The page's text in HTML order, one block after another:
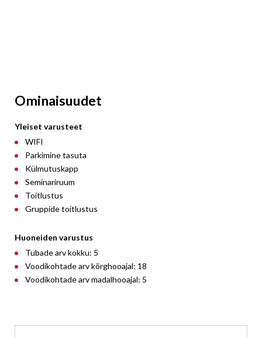
Ominaisuudet
Yleiset varusteet
WIFI
Parkimine tasuta
Külmutuskapp
Seminariruum
Toitlustus
Gruppide toitlustus
Huoneiden varustus
Tubade arv kokku: 5
Voodikohtade arv kõrghooajal: 18
Voodikohtade arv madalhooajal: 5